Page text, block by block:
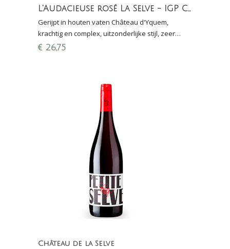
L'Audacieuse rosé La Selve - IGP Côteaux de l'Ardèche
Gerijpt in houten vaten Château d'Yquem,
krachtig en complex, uitzonderlijke stijl, zeer
gastronomisch (Finalewijn Proefschrift
€ 26,75
Château de la Selve